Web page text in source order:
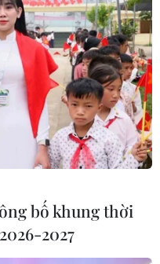
đồng
Mỹ
Kỳ hạn
tối đa
bố khung thời
2027